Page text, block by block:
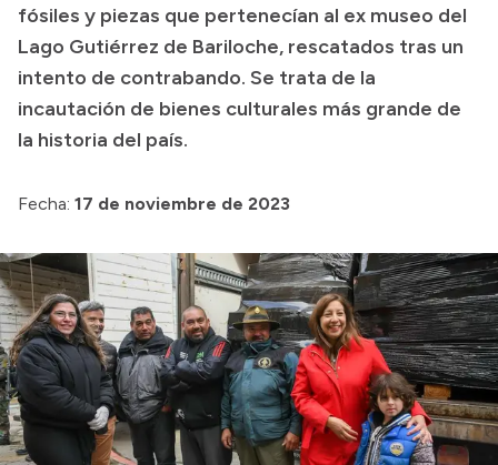
Consulta de expedientes
Consulta de pago a proveedores
Convocatorias
Intranet
Login
fósiles y piezas que pertenecían al ex museo del
Lago Gutiérrez de Bariloche, rescatados tras un
intento de contrabando. Se trata de la
incautación de bienes culturales más grande de
la historia del país.
Fecha: 17 de noviembre de 2023